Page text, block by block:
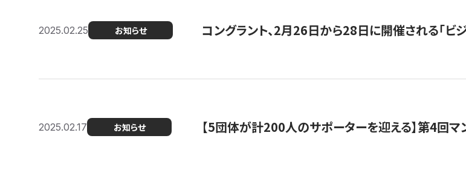
2025.02.25 お知らせ コングラント、2月26日から28日に開催される「ビ
2025.02.17 お知らせ 【5団体が計200人のサポーターを迎える】​​第4回